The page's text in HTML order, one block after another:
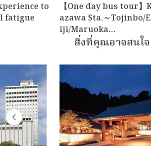
to
fatigue
【One day bus tour】
azawa Sta.～Tojinbo/
iji/Maruoka…
สิ่งที่คุณอาจสนใจ